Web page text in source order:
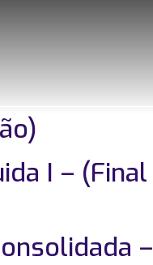
I – (Final
–